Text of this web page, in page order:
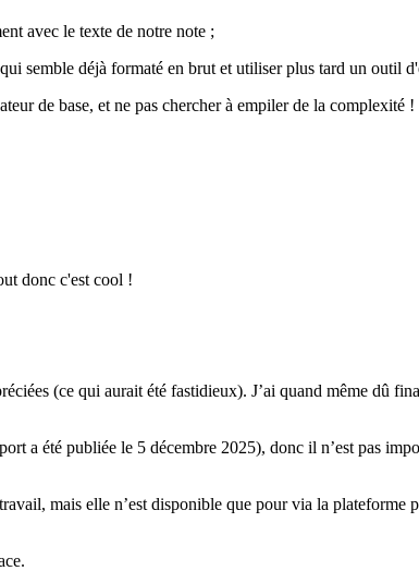
avec le texte de notre note ;
semble déjà formaté en brut et utiliser plus tard un outil
de base, et ne pas chercher à empiler de la complexité !
donc c'est cool !
(ce qui aurait été fastidieux). J’ai quand même dû
a été publiée le 5 décembre 2025), donc il n’est pas
mais elle n’est disponible que pour via la plateforme